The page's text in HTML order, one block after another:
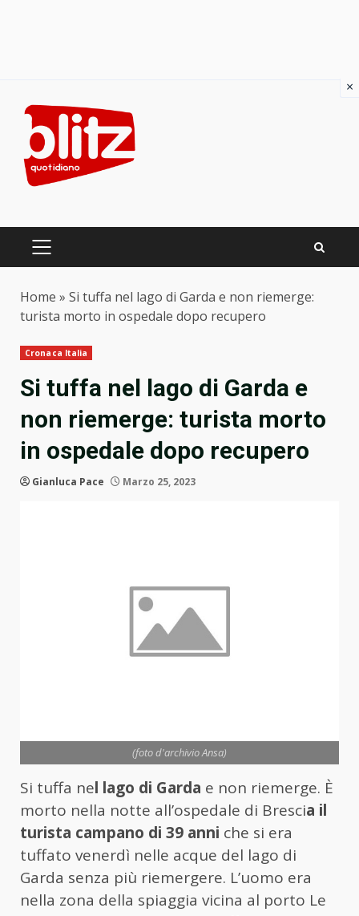
content
PRIMARY
Home » Si tuffa nel lago di Garda e non riemerge:
turista morto in ospedale dopo recupero
Cronaca Italia
Si tuffa nel lago di Garda e
non riemerge: turista morto
in ospedale dopo recupero
Gianluca Pace Marzo 25, 2023
(foto d'archivio Ansa)
Si tuffa nel lago di Garda e non riemerge. È
morto nella notte all’ospedale di Brescia il
turista campano di 39 anni che si era
tuffato venerdì nelle acque del lago di
Garda senza più riemergere. L’uomo era
nella zona della spiaggia vicina al porto Le
×